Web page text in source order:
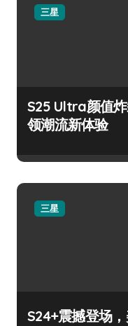
三星
S25 Ultra颜值
领潮流新体验
三星
S24+震撼登场，